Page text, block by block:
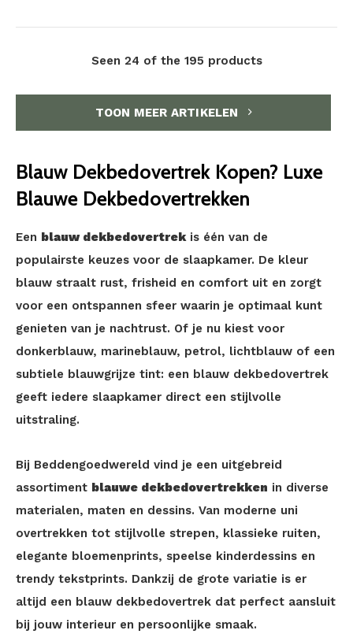
Seen 24 of the 195 products
TOON MEER ARTIKELEN
Blauw Dekbedovertrek Kopen? Luxe
Blauwe Dekbedovertrekken
Een blauw dekbedovertrekis één van de
populairste keuzes voor de slaapkamer. De kleur
blauw straalt rust, frisheid en comfort uit en zorgt
voor een ontspannen sfeer waarin je optimaal kunt
genieten van je nachtrust. Of je nu kiest voor
donkerblauw, marineblauw, petrol, lichtblauw of een
subtiele blauwgrijze tint: een blauw dekbedovertrek
geeft iedere slaapkamer direct een stijlvolle
uitstraling.
Bij Beddengoedwereld vind je een uitgebreid
assortiment blauwe dekbedovertrekken in diverse
materialen, maten en dessins. Van moderne uni
overtrekken tot stijlvolle strepen, klassieke ruiten,
elegante bloemenprints, speelse kinderdessins en
trendy tekstprints. Dankzij de grote variatie is er
altijd een blauw dekbedovertrek dat perfect aansluit
bij jouw interieur en persoonlijke smaak.